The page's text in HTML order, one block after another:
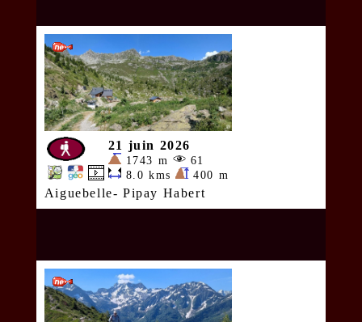
21 juin 2026
1743 m
61
8.0 kms
400 m
Aiguebelle- Pipay Habert